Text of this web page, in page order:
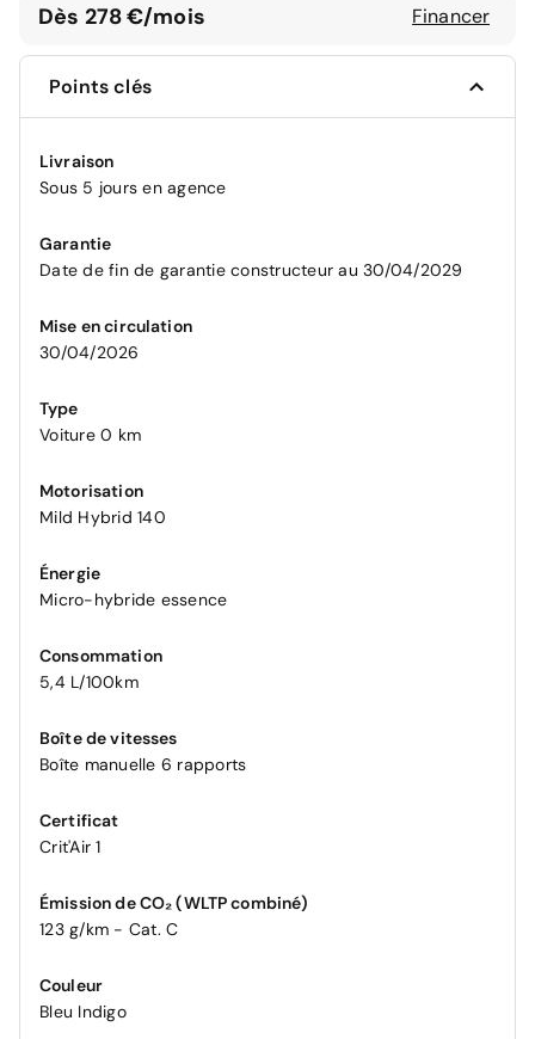
Dès 278 €/mois Financer
Points clés
Livraison
Sous 5 jours en agence
Garantie
Date de fin de garantie constructeur au 30/04/2029
Mise en circulation
30/04/2026
Type
Voiture 0 km
Motorisation
Mild Hybrid 140
Énergie
Micro-hybride essence
Consommation
5,4 L/100km
Boîte de vitesses
Boîte manuelle 6 rapports
Certificat
Crit'Air 1
Émission de CO₂ (WLTP combiné)
123 g/km - Cat. C
Couleur
Bleu Indigo